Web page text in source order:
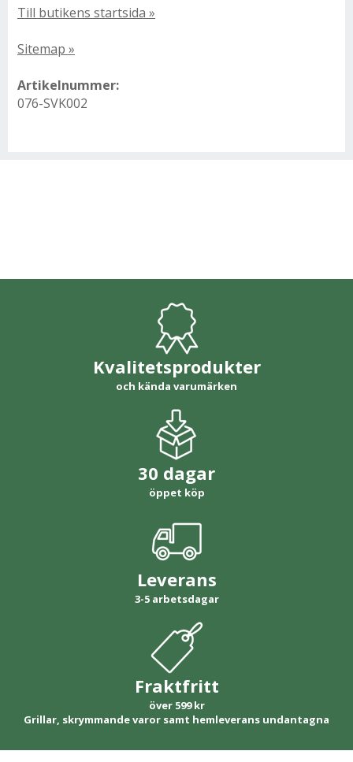
Till butikens startsida »
Sitemap »
Artikelnummer:
076-SVK002
Kvalitetsprodukter
och kända varumärken
30 dagar
öppet köp
Leverans
3-5 arbetsdagar
Fraktfritt
över 599 kr
Grillar, skrymmande varor samt hemleverans undantagna